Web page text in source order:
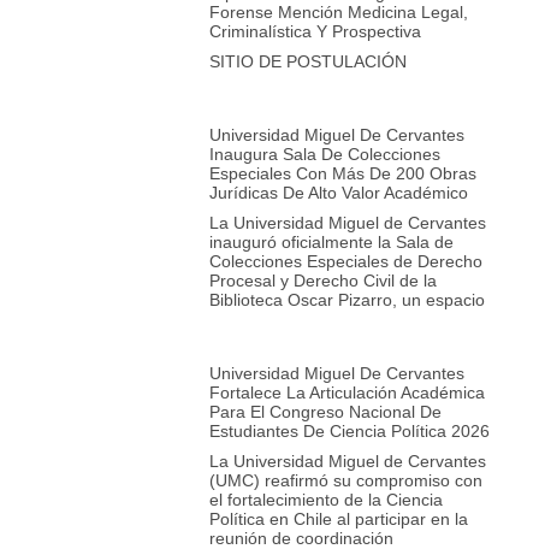
Forense Mención Medicina Legal,
Criminalística Y Prospectiva
SITIO DE POSTULACIÓN
Universidad Miguel De Cervantes
Inaugura Sala De Colecciones
Especiales Con Más De 200 Obras
Jurídicas De Alto Valor Académico
La Universidad Miguel de Cervantes
inauguró oficialmente la Sala de
Colecciones Especiales de Derecho
Procesal y Derecho Civil de la
Biblioteca Oscar Pizarro, un espacio
Universidad Miguel De Cervantes
Fortalece La Articulación Académica
Para El Congreso Nacional De
Estudiantes De Ciencia Política 2026
La Universidad Miguel de Cervantes
(UMC) reafirmó su compromiso con
el fortalecimiento de la Ciencia
Política en Chile al participar en la
reunión de coordinación